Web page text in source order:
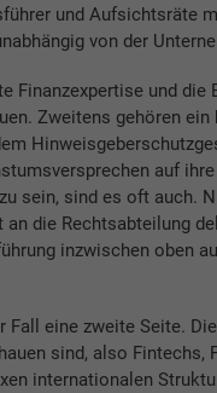
und Aufsichtsräte
von der
Finanzexpertise und die
Zweitens gehören
auf
sein, sind es oft auch.
die Rechtsabteilung
inzwischen oben
Fall eine zweite Seite.
sind, also Fintechs,
internationalen